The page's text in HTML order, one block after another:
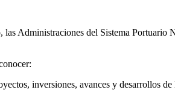
Administraciones del Sistema
inversiones, avances y desarrollos